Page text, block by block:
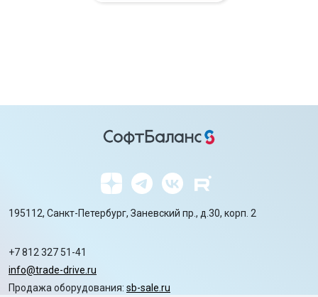
195112, Санкт-Петербург, Заневский пр., д.30, корп. 2
+7 812 327 51-41
info@trade-drive.ru
Продажа оборудования: sb-sale.ru